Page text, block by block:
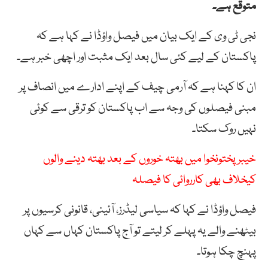
متوقع ہے۔
نجی ٹی وی کے ایک بیان میں فیصل واؤڈا نے کہا ہے کہ
پاکستان کے لیے کئی سال بعد ایک مثبت اور اچھی خبر ہے۔
ان کا کہنا ہے کہ آرمی چیف کے اپنے ادارے میں انصاف پر
مبنی فیصلوں کی وجہ سے اب پاکستان کو ترقی سے کوئی
نہیں روک سکتا۔
خیبرپختونخوا میں بھتہ خوروں کے بعد بھتہ دینے والوں
کیخلاف بھی کارروائی کا فیصلہ
فیصل واؤڈا نے کہا کہ سیاسی لیڈرز، آئینی، قانونی کرسیوں پر
بیٹھنے والے یہ پہلے کر لیتے تو آج پاکستان کہاں سے کہاں
پہنچ چکا ہوتا۔